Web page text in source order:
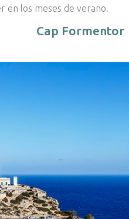
en los meses de verano.
Cap Formentor